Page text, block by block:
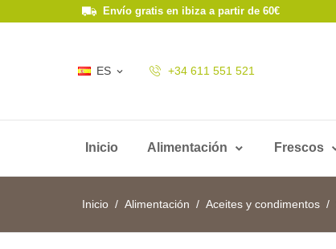
Envío gratis en ibiza a partir de 60€
ES  +34 611 551 521
Inicio Alimentación Frescos
Inicio Alimentación Aceites y condimentos